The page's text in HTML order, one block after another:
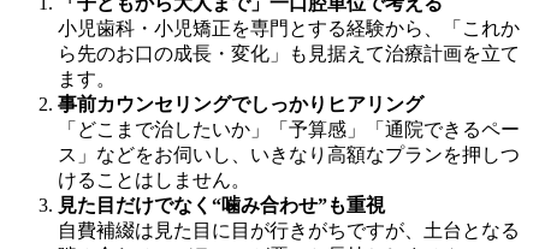
小児歯科・小児矯正を専門とする経験から、「これか
ら先のお口の成長・変化」も見据えて治療計画を立て
ます。
事前カウンセリングでしっかりヒアリング
「どこまで治したいか」「予算感」「通院できるペー
ス」などをお伺いし、いきなり高額なプランを押しつ
けることはしません。
見た目だけでなく“噛み合わせ”も重視
自費補綴は見た目に目が行きがちですが、土台となる